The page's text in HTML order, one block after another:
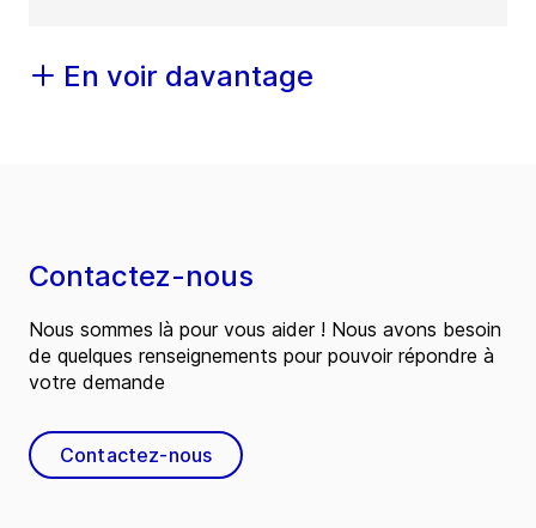
En voir davantage
Contactez-nous
Nous sommes là pour vous aider ! Nous avons besoin
de quelques renseignements pour pouvoir répondre à
votre demande
Contactez-nous